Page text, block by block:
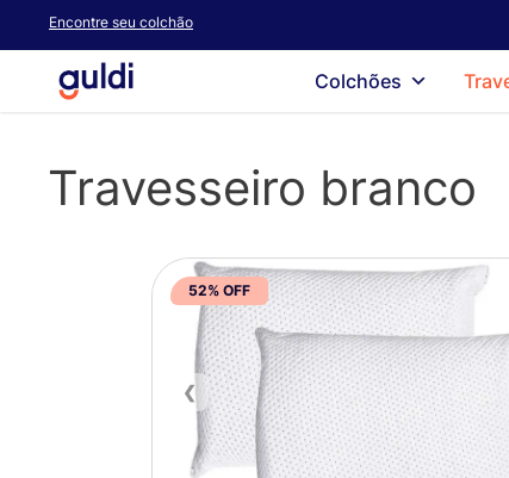
content
Encontre seu colchão
Colchões
Travesseiro branco
52% OFF
❮